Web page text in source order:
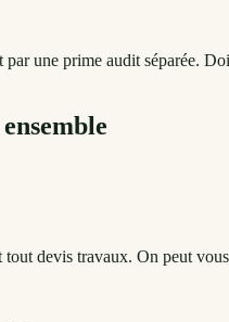
une prime audit séparée.
devis travaux. On peut